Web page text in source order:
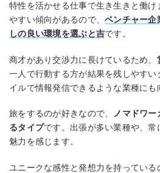
特性を活かせる仕事で生き生きと働け
やすい傾向があるので、ベンチャー企
しの良い環境を選ぶと吉です。
商才があり交渉力に長けているため、
一人で行動する方が結果を残しやすい
イルで情報発信できるような業種にも
旅をするのが好きなので、
ノマドワー
るタイプです。出張が多い業種や、
魅力を感じます。
ユニークな感性と発想力を持ってい